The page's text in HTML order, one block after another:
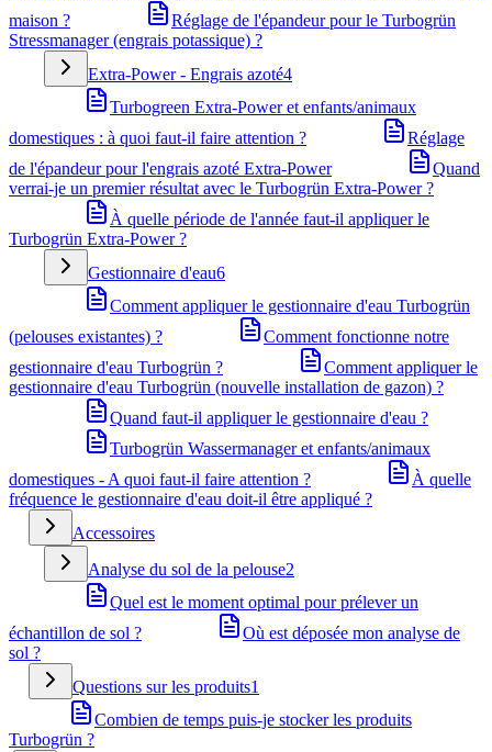
maison ?
Réglage de l'épandeur pour le Turbogrün
Stressmanager (engrais potassique) ?
Extra-Power - Engrais azoté4
Turbogreen Extra-Power et enfants/animaux
domestiques : à quoi faut-il faire attention ?
Réglage
de l'épandeur pour l'engrais azoté Extra-Power
Quand
verrai-je un premier résultat avec le Turbogrün Extra-Power ?
À quelle période de l'année faut-il appliquer le
Turbogrün Extra-Power ?
Gestionnaire d'eau6
Comment appliquer le gestionnaire d'eau Turbogrün
(pelouses existantes) ?
Comment fonctionne notre
gestionnaire d'eau Turbogrün ?
Comment appliquer le
gestionnaire d'eau Turbogrün (nouvelle installation de gazon) ?
Quand faut-il appliquer le gestionnaire d'eau ?
Turbogrün Wassermanager et enfants/animaux
domestiques - A quoi faut-il faire attention ?
À quelle
fréquence le gestionnaire d'eau doit-il être appliqué ?
Accessoires
Analyse du sol de la pelouse2
Quel est le moment optimal pour prélever un
échantillon de sol ?
Où est déposée mon analyse de
sol ?
Questions sur les produits1
Combien de temps puis-je stocker les produits
Turbogrün ?